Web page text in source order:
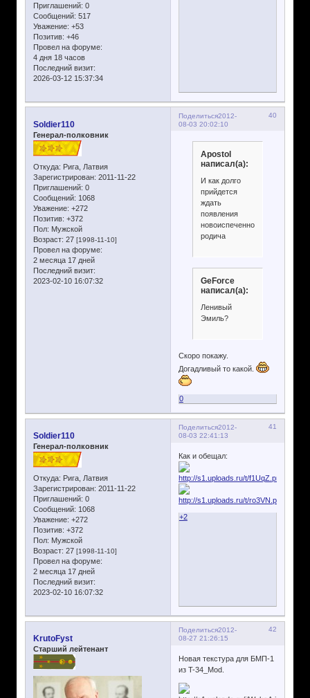
Приглашений: 0
Сообщений: 517
Уважение: +53
Позитив: +46
Провел на форуме:
4 дня 18 часов
Последний визит:
2026-03-12 15:37:34
Поделиться 40
2012-
08-03 20:02:10
Soldier110
Генерал-полковник
Откуда: Рига, Латвия
Зарегистрирован: 2011-11-22
Приглашений: 0
Сообщений: 1068
Уважение: +272
Позитив: +372
Пол: Мужской
Возраст: 27 [1998-11-10]
Провел на форуме:
2 месяца 17 дней
Последний визит:
2023-02-10 16:07:32
Apostol
написал(а):
И как долго
прийдется
ждать
появления
новоиспеченного
родича
GeForce
написал(а):
Ленивый
Эмиль?
Скоро покажу.
Догадливый то какой.
0
Поделиться 41
2012-
08-03 22:41:13
Soldier110
Генерал-полковник
Откуда: Рига, Латвия
Зарегистрирован: 2011-11-22
Приглашений: 0
Сообщений: 1068
Уважение: +272
Позитив: +372
Пол: Мужской
Возраст: 27 [1998-11-10]
Провел на форуме:
2 месяца 17 дней
Последний визит:
2023-02-10 16:07:32
Как и обещал:
+2
Поделиться 42
2012-
08-27 21:26:15
KrutoFyst
Старший лейтенант
Новая текстура для БМП-1
из T-34_Mod.